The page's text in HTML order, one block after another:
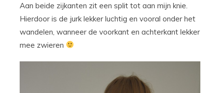
Aan beide zijkanten zit een split tot aan mijn knie.
Hierdoor is de jurk lekker luchtig en vooral onder het
wandelen, wanneer de voorkant en achterkant lekker
mee zwieren